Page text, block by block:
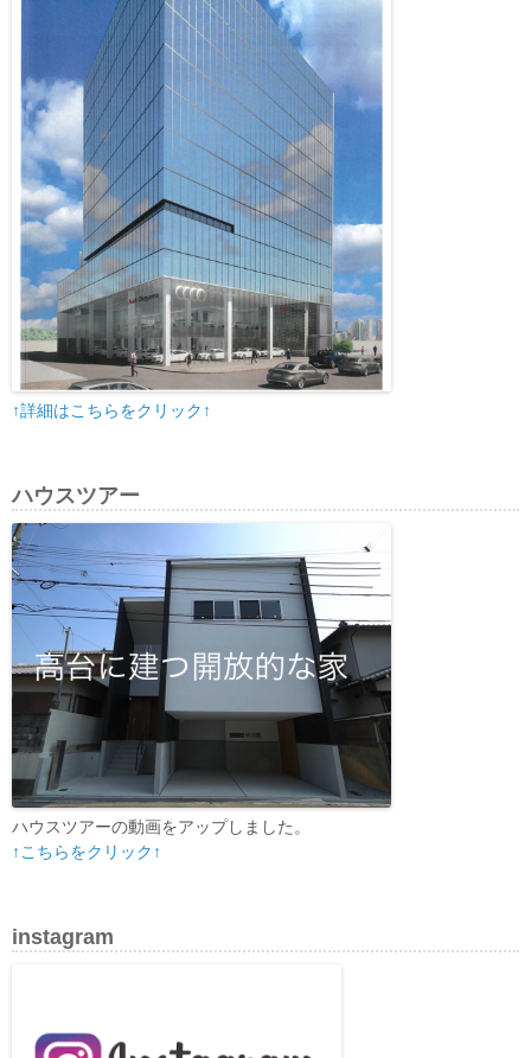
↑詳細はこちらをクリック↑
ハウスツアー
ハウスツアーの動画をアップしました。
↑こちらをクリック↑
instagram